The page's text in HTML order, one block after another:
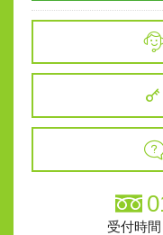
受付時間